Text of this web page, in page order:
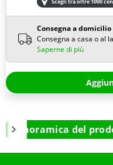
Consegna a domicilio
Consegna a casa o al
Saperne di più
Panoramica del